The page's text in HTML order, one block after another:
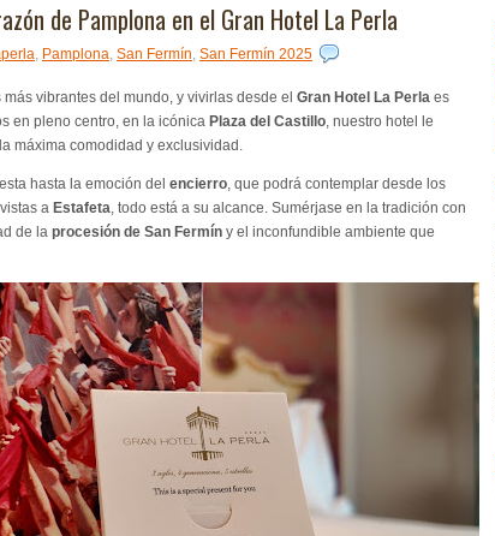
de Pamplona en el Gran Hotel La Perla
, Pamplona, San Fermín, San Fermín 2025
vibrantes del mundo, y vivirlas desde el Gran Hotel La Perla es
en pleno centro, en la icónica Plaza del Castillo, nuestro hotel le
máxima comodidad y exclusividad.
hasta la emoción del encierro, que podrá contemplar desde los
a Estafeta, todo está a su alcance. Sumérjase en la tradición con
de la procesión de San Fermín y el inconfundible ambiente que